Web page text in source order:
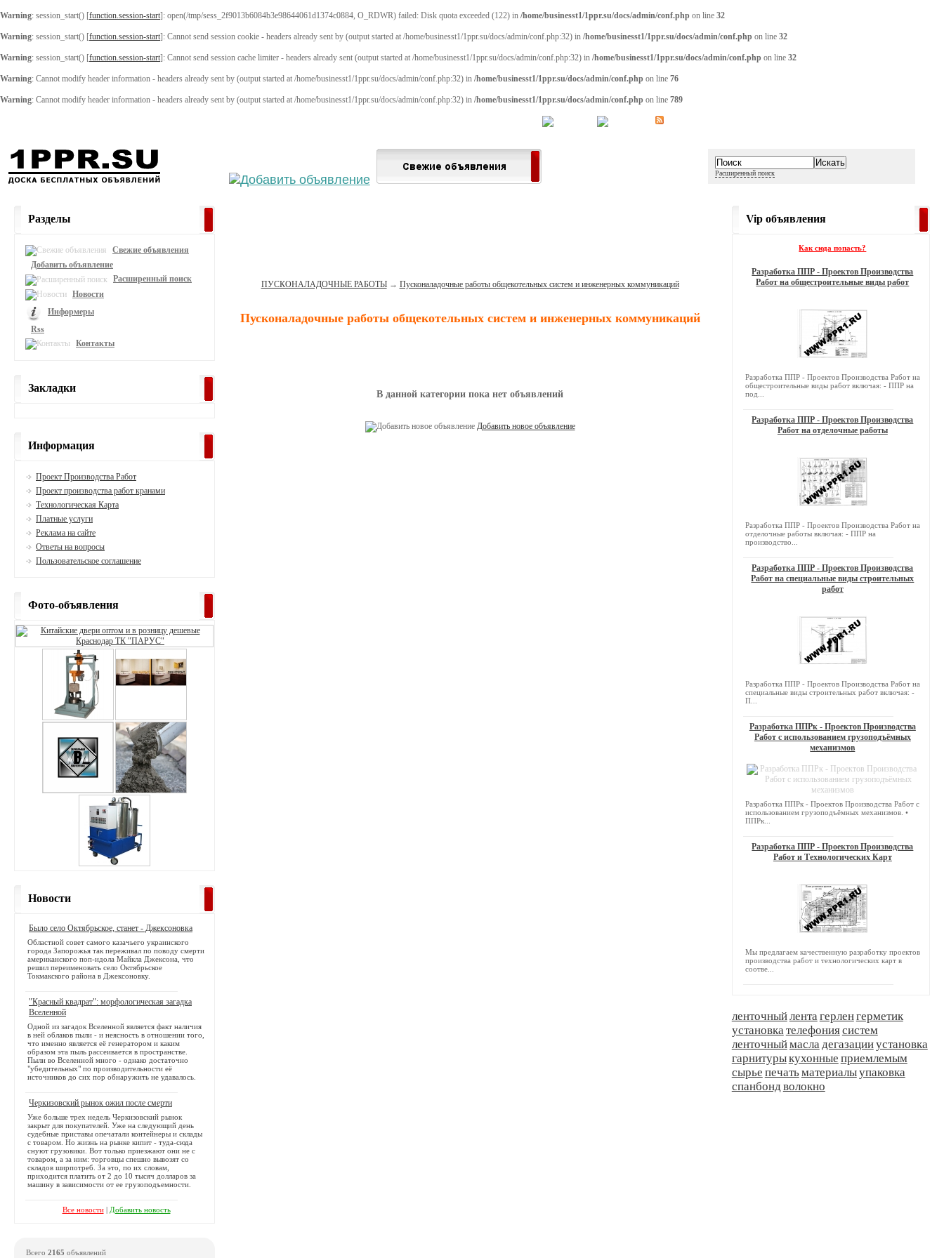
Warning: session_start() [function.session-start]: open(/tmp/sess_2f9013b6084b3e98644061d1374c0884, O_RDWR) failed: Disk quota exceeded (122) in /home/businesst1/1ppr.su/docs/admin/conf.php on line 32
Warning: session_start() [function.session-start]: Cannot send session cookie - headers already sent by (output started at /home/businesst1/1ppr.su/docs/admin/conf.php:32) in /home/businesst1/1ppr.su/docs/admin/conf.php on line 32
Warning: session_start() [function.session-start]: Cannot send session cache limiter - headers already sent (output started at /home/businesst1/1ppr.su/docs/admin/conf.php:32) in /home/businesst1/1ppr.su/docs/admin/conf.php on line 32
Warning: Cannot modify header information - headers already sent by (output started at /home/businesst1/1ppr.su/docs/admin/conf.php:32) in /home/businesst1/1ppr.su/docs/admin/conf.php on line 76
Warning: Cannot modify header information - headers already sent by (output started at /home/businesst1/1ppr.su/docs/admin/conf.php:32) in /home/businesst1/1ppr.su/docs/admin/conf.php on line 789
Расширенный поиск
ПУСКОНАЛАДОЧНЫЕ РАБОТЫ→ Пусконаладочные работы общекотельных систем и инженерных коммуникаций
Пусконаладочные работы общекотельных систем и инженерных коммуникаций
В данной категории пока нет объявлений
Добавить новое объявление
Разделы
Свежие объявления
Добавить объявление
Расширенный поиск
Новости
Информеры
Rss
Контакты
Закладки
Информация
Проект Производства Работ
Проект производства работ кранами
Технологическая Карта
Платные услуги
Реклама на сайте
Ответы на вопросы
Пользовательское соглашение
Фото-объявления
Новости
Было село Октябрьское, станет - Джексоновка
Областной совет самого казачьего украинского
города Запорожья так переживал по поводу смерти
американского поп-идола Майкла Джексона, что
решил переименовать село Октябрьское
Токмакского района в Джексоновку.
"Красный квадрат": морфологическая загадка
Вселенной
Одной из загадок Вселенной является факт наличия
в ней облаков пыли - и неясность в отношении того,
что именно является её генератором и каким
образом эта пыль рассеивается в пространстве.
Пыли во Вселенной много - однако достаточно
"убедительных" по производительности её
источников до сих пор обнаружить не удавалось.
Черкизовский рынок ожил после смерти
Уже больше трех недель Черкизовский рынок
закрыт для покупателей. Уже на следующий день
судебные приставы опечатали контейнеры и склады
с товаром. Но жизнь на рынке кипит - туда-сюда
снуют грузовики. Вот только приезжают они не с
товаром, а за ним: торговцы спешно вывозят со
складов ширпотреб. За это, по их словам,
приходится платить от 2 до 10 тысяч долларов за
машину в зависимости от ее грузоподъемности.
Все новости| Добавить новость
Всего 2165 объявлений
Vip объявления
Как сюда попасть?
Разработка ППР - Проектов Производства
Работ на общестроительные виды работ
Разработка ППР - Проектов Производства Работ на
общестроительные виды работ включая: - ППР на
под...
Разработка ППР - Проектов Производства
Работ на отделочные работы
Разработка ППР - Проектов Производства Работ на
отделочные работы включая: - ППР на
производство...
Разработка ППР - Проектов Производства
Работ на специальные виды строительных
работ
Разработка ППР - Проектов Производства Работ на
специальные виды строительных работ включая: -
П...
Разработка ППРк - Проектов Производства
Работ с использованием грузоподъёмных
механизмов
Разработка ППРк - Проектов Производства Работ с
использованием грузоподъёмных механизмов. •
ППРк...
Разработка ППР - Проектов Производства
Работ и Технологических Карт
Мы предлагаем качественную разработку проектов
производства работ и технологических карт в
соотве...
ленточныйлентагерленгерметик
установкателефониясистем
ленточныймасладегазацииустановка
гарнитурыкухонные приемлемым
сырье печатьматериалыупаковка
спанбондволокно